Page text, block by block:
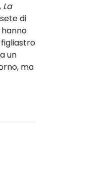
La
di
un
ma